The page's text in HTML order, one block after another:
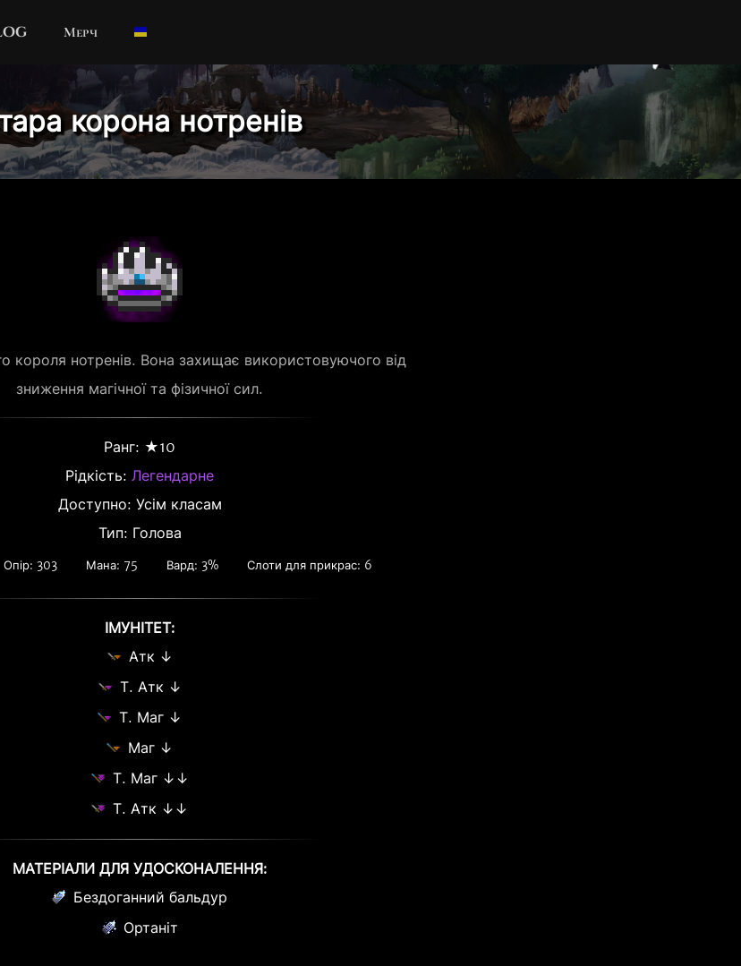
Мерч
корона нотренів
короля нотренів. Вона захищає використовуючого від
зниження магічної та фізичної сил.
Ранг: ★10
Рідкість: Легендарне
Доступно: Усім класам
Тип: Голова
Опір: 303 Мана: 75 Вард: 3% Слоти для прикрас: 6
ІМУНІТЕТ:
Атк ↓
Т. Атк ↓
Т. Маг ↓
Маг ↓
Т. Маг ↓↓
Т. Атк ↓↓
МАТЕРІАЛИ ДЛЯ УДОСКОНАЛЕННЯ:
Бездоганний бальдур
Ортаніт